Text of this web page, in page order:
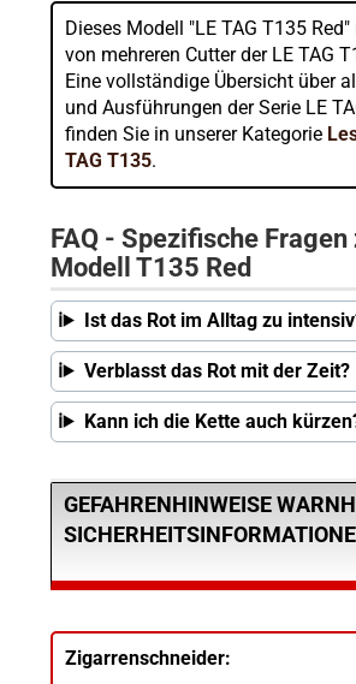
Dieses Modell "LE TAG T135
von mehreren Cutter der LE TAG
Eine vollständige Übersicht über
und Ausführungen der Serie LE
finden Sie in unserer Kategorie
TAG T135.
FAQ - Spezifische Fragen
Modell T135 Red
Ist das Rot im Alltag zu
Verblasst das Rot mit der Zeit?
Kann ich die Kette auch
GEFAHRENHINWEISE
Zigarrenschneider: